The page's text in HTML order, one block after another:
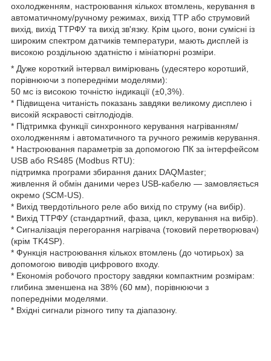
охолодженням, настроювання кількох втомлень, керування в
автоматичному/ручному режимах, вихід ТТР або струмовий
вихід, вихід ТТРФУ та вихід зв'язку. Крім цього, вони сумісні із
широким спектром датчиків температури, мають дисплей із
високою роздільною здатністю і мініатюрні розміри.
* Дуже короткий інтервал вимірювань (удесятеро коротший,
порівнюючи з попередніми моделями):
50 мс із високою точністю індикації (±0,3%).
* Підвищена читаність показань завдяки великому дисплею і
високій яскравості світлодіодів.
* Підтримка функції синхронного керування нагріванням/
охолодженням і автоматичного та ручного режимів керування.
* Настроювання параметрів за допомогою ПК за інтерфейсом
USB або RS485 (Modbus RTU):
підтримка програми збирання даних DAQMaster;
живлення й обмін даними через USB-кабелю — замовляється
окремо (SCM-US).
* Вихід твердотільного реле або вихід по струму (на вибір).
* Вихід ТТРФУ (стандартний, фаза, цикл, керування на вибір).
* Сигналізація перегорання нагрівача (токовий перетворювач)
(крім TK4SP).
* Функція настроювання кількох втомлень (до чотирьох) за
допомогою виводів цифрового входу.
* Економія робочого простору завдяки компактним розмірам:
глибина зменшена на 38% (60 мм), порівнюючи з
попередніми моделями.
* Вхідні сигнали різного типу та діапазону.